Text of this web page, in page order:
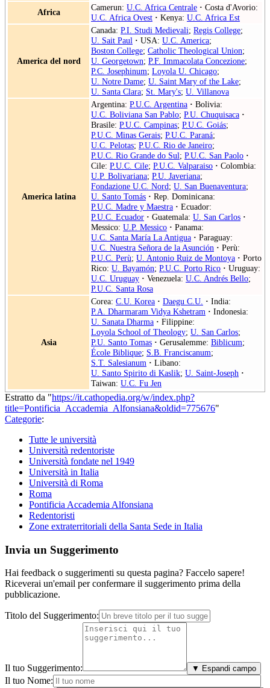
Africa
Camerun: U.C. Africa Centrale · Costa d'Avorio:
U.C. Africa Ovest · Kenya: U.C. Africa Est
America del nord
Canada: P.I. Studi Medievali; Regis College;
U. Sait Paul · USA: U.C. America;
Boston College; Catholic Theological Union;
U. Georgetown; P.F. Immacolata Concezione;
P.C. Josephinum; Loyola U. Chicago;
U. Notre Dame; U. Saint Mary of the Lake;
U. Santa Clara; St. Mary's; U. Villanova
America latina
Argentina: P.U.C. Argentina · Bolivia:
U.C. Boliviana San Pablo; P.U. Chuquisaca ·
Brasile: P.U.C. Campinas; P.U.C. Goiás;
P.U.C. Minas Gerais; P.U.C. Paraná;
U.C. Pelotas; P.U.C. Rio de Janeiro;
P.U.C. Rio Grande do Sul; P.U.C. San Paolo ·
Cile: P.U.C. Cile; P.U.C. Valparaiso · Colombia:
U.P. Bolivariana; P.U. Javeriana;
Fondazione U.C. Nord; U. San Buenaventura;
U. Santo Tomás · Rep. Dominicana:
P.U.C. Madre y Maestra · Ecuador:
P.U.C. Ecuador · Guatemala: U. San Carlos ·
Messico: U.P. Messico · Panama:
U.C. Santa María La Antigua · Paraguay:
U.C. Nuestra Señora de la Asunción · Perù:
P.U.C. Perù; U. Antonio Ruiz de Montoya · Porto
Rico: U. Bayamón; P.U.C. Porto Rico · Uruguay:
U.C. Uruguay · Venezuela: U.C. Andrés Bello;
P.U.C. Santa Rosa
Asia
Corea: C.U. Korea · Daegu C.U. · India:
P.A. Dharmaram Vidya Kshetram · Indonesia:
U. Sanata Dharma · Filippine:
Loyola School of Theology; U. San Carlos;
P.U. Santo Tomas · Gerusalemme: Biblicum;
École Biblique; S.B. Franciscanum;
S.T. Salesianum · Libano:
U. Santo Spirito di Kaslik; U. Saint-Joseph ·
Taiwan: U.C. Fu Jen
Estratto da "https://it.cathopedia.org/w/index.php?
title=Pontificia_Accademia_Alfonsiana&oldid=775676"
Categorie:
Tutte le università
Università redentoriste
Università fondate nel 1949
Università in Italia
Università di Roma
Roma
Pontificia Accademia Alfonsiana
Redentoristi
Zone extraterritoriali della Santa Sede in Italia
Invia un Suggerimento
Hai feedback o suggerimenti su questa pagina? Faccelo sapere!
Riceverai un'email per confermare il suggerimento prima della
pubblicazione.
Titolo del Suggerimento:
Il tuo Suggerimento: ▼ Espandi campo
Il tuo Nome: